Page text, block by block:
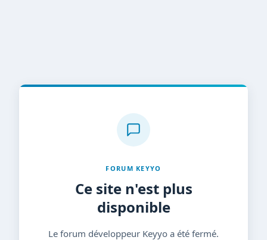
FORUM KEYYO
Ce site n'est plus
disponible
Le forum développeur Keyyo a été fermé.